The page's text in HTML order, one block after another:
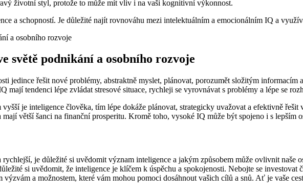
životní styl, protože to může mít vliv i na vaši kognitivní výkonnost.
a schopností. Je důležité najít rovnováhu mezi intelektuálním a emocionálním IQ a
světě podnikání a osobního rozvoje
jedince řešit nové problémy, abstraktně myslet, plánovat, porozumět složitým informacím
mají tendenci lépe zvládat stresové situace, rychleji se vyrovnávat s problémy a lépe se
je inteligence člověka, tím lépe dokáže plánovat, strategicky uvažovat a efektivně
větší šanci na finanční prosperitu. Kromě toho, vysoké IQ může být spojeno i s lepším
je důležité si uvědomit význam inteligence a jakým způsobem může ovlivnit naše
si uvědomit, že inteligence je klíčem k úspěchu a spokojenosti. Nebojte se
a možnostem, které vám mohou pomoci dosáhnout vašich cílů a snů. Ať je vaše